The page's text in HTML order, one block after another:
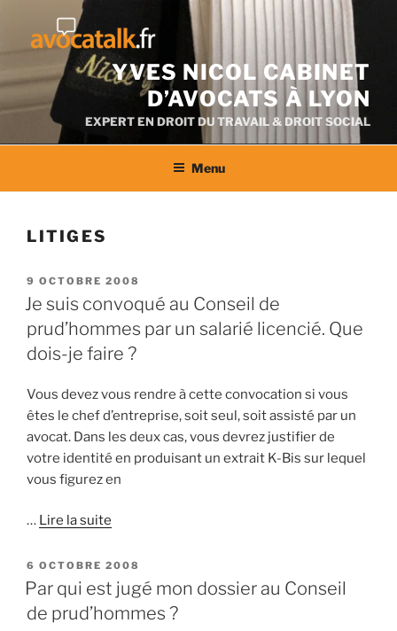
contenu
YVES NICOL CABINET
D’AVOCATS À LYON
EXPERT EN DROIT DU TRAVAIL & DROIT SOCIAL
Menu
LITIGES
PUBLIÉ
LE
9 OCTOBRE 2008
Je suis convoqué au Conseil de
prud’hommes par un salarié licencié. Que
dois-je faire ?
Vous devez vous rendre à cette convocation si vous
êtes le chef d’entreprise, soit seul, soit assisté par un
avocat. Dans les deux cas, vous devrez justifier de
votre identité en produisant un extrait K-Bis sur lequel
vous figurez en
… Lire la suite
PUBLIÉ
LE
6 OCTOBRE 2008
Par qui est jugé mon dossier au Conseil
de prud’hommes ?